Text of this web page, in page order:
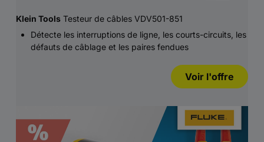
Klein Tools Testeur de câbles VDV501-851
Détecte les interruptions de ligne, les courts-circuits, les
défauts de câblage et les paires fendues
Voir l'offre